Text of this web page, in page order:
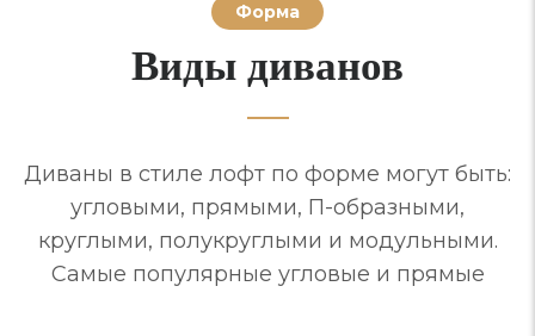
Форма
Виды диванов
Диваны в стиле лофт по форме могут быть:
угловыми, прямыми, П-образными,
круглыми, полукруглыми и модульными.
Самые популярные угловые и прямые